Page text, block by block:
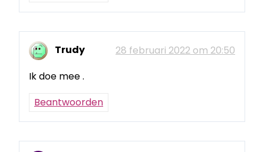
Trudy
28 februari 2022 om 20:50
Ik doe mee .
Beantwoorden